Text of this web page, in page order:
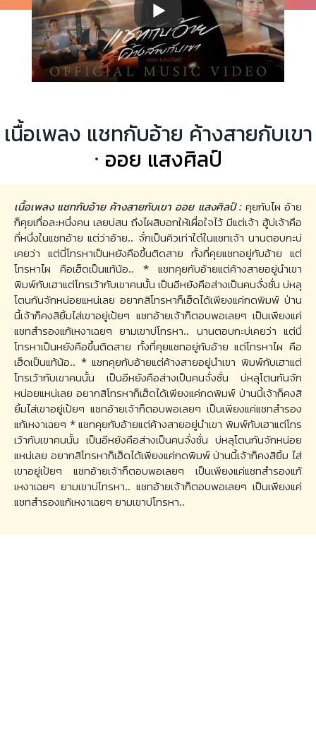
เนื้อเพลง แชทกับอ้าย ค้างสายกับเขา
· ออย แสงศิลป์
เนื้อเพลง แชทกับอ้าย ค้างสายกับเขา ออย แสงศิลป์ : คุยกับไผ อ้าย
ก็คุยเทื่อละหนึ่งคน เลยบ่สน ถึงไผสิบอกให้เผื่อใจไว้ มีแต่เจ้า ฮู้บ่เจ้าคือ
ที่หนึ่งในแชทอ้าย แต่ว่าอ้าย.. จั๋กเป็นคิวเท่าใด๋ในแชทเจ้า นานตอบกะบ่
เคยว่า แต่นี่โทรหาเป็นหยังคือขึ้นติดสาย ทั้งที่คุยแชทอยู่กับอ้าย แต่
โทรหาไผ คือเฮ็ดเป็นแท้น้อ.. * แชทคุยกับอ้ายแต่ค้างสายอยู่นำเขา
พิมพ์กับเฮาแต่โทรเว้ากับเขาคนนั้น เป็นอีหยังคือส่างเป็นคนจั่งซั่น บ่หลุ
โตนกันจักหน่อยแหน่เลย อยากสิโทรหาก็เฮ็ดได้เพียงแค่กดพิมพ์ ป่าน
นี้เจ้าก็คงสิยิ้มไส่เขาอยู่เป้ยๆ แชทอ้ายเจ้าก็ตอบพอเลยๆ เป็นเพียงแค่
แชทสำรองแก้เหงาเฉยๆ ยามเขาบ่โทรหา.. นานตอบกะบ่เคยว่า แต่นี่
โทรหาเป็นหยังคือขึ้นติดสาย ทั้งที่คุยแชทอยู่กับอ้าย แต่โทรหาไผ คือ
เฮ็ดเป็นแท้น้อ.. * แชทคุยกับอ้ายแต่ค้างสายอยู่นำเขา พิมพ์กับเฮาแต่
โทรเว้ากับเขาคนนั้น เป็นอีหยังคือส่างเป็นคนจั่งซั่น บ่หลุโตนกันจัก
หน่อยแหน่เลย อยากสิโทรหาก็เฮ็ดได้เพียงแค่กดพิมพ์ ป่านนี้เจ้าก็คงสิ
ยิ้มไส่เขาอยู่เป้ยๆ แชทอ้ายเจ้าก็ตอบพอเลยๆ เป็นเพียงแค่แชทสำรอง
แก้เหงาเฉยๆ * แชทคุยกับอ้ายแต่ค้างสายอยู่นำเขา พิมพ์กับเฮาแต่โทร
เว้ากับเขาคนนั้น เป็นอีหยังคือส่างเป็นคนจั่งซั่น บ่หลุโตนกันจักหน่อย
แหน่เลย อยากสิโทรหาก็เฮ็ดได้เพียงแค่กดพิมพ์ ป่านนี้เจ้าก็คงสิยิ้ม ไส่
เขาอยู่เป้ยๆ แชทอ้ายเจ้าก็ตอบพอเลยๆ เป็นเพียงแค่แชทสำรองแก้
เหงาเฉยๆ ยามเขาบ่โทรหา.. แชทอ้ายเจ้าก็ตอบพอเลยๆ เป็นเพียงแค่
แชทสำรองแก้เหงาเฉยๆ ยามเขาบ่โทรหา..